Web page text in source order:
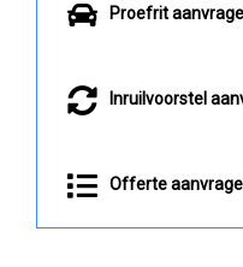
Proefrit
Inruilvoorstel
Offerte